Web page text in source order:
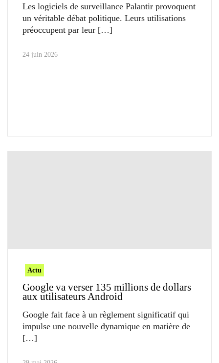
Les logiciels de surveillance Palantir provoquent
un véritable débat politique. Leurs utilisations
préoccupent par leur
24 juin 2026
Actu
Google va verser 135 millions de dollars
aux utilisateurs Android
Google fait face à un règlement significatif qui
impulse une nouvelle dynamique en matière de